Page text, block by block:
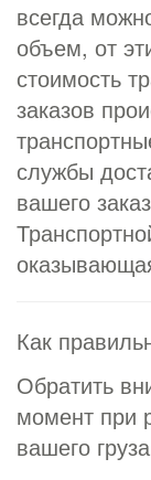
всегда
объем, от
стоимость
заказов
службы
вашего
Как
Обратить
момент при
вашего